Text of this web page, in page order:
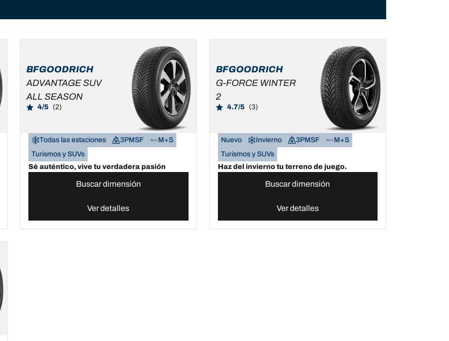
BFGOODRICH
ADVANTAGE SUV
ALL SEASON
4/5 (2)
Todas las estaciones 3PMSF
M+S
Turismos y SUVs
Sé auténtico, vive tu verdadera pasión
Buscar dimensión
Ver detalles
BFGOODRICH
G-FORCE WINTER
2
4.7/5 (3)
Nuevo Invierno 3PMSF
M+S
Turismos y SUVs
Haz del invierno tu terreno de juego.
Buscar dimensión
Ver detalles